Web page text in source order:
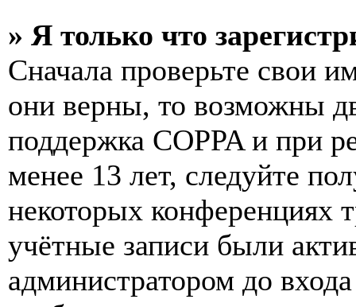
» Я только что
Сначала проверьте свои
они верны, то возможны
поддержка COPPA и при
менее 13 лет, следуйте
некоторых конференциях
учётные записи были
администратором до